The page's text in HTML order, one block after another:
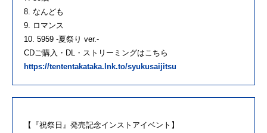
8. なんども
9. ロマンス
10. 5959 -夏祭り ver.-
CDご購入・DL・ストリーミングはこちら
https://tententakataka.lnk.to/syukusaijitsu
【『祝祭日』発売記念インストアイベント】